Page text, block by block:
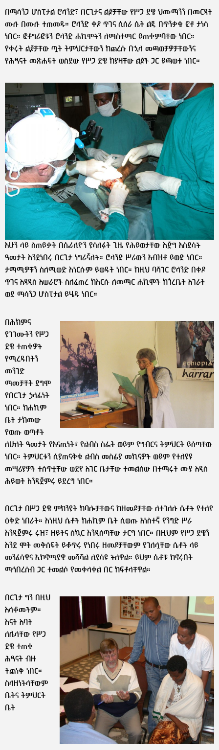
በማሳንጋ ሆስፒታል ሮላንድ፣ በርጊታና ልጆቻቸው የሥጋ ደዌ ህሙማንን በመርዳት
ሙሉ በሙሉ ተጠመዱ። ሮላንድ ቀዶ ጥገና ሲሰራ ሴት ልጁ በጥንቃቄ ፎቶ ታነሳ
ነበር። ፎቶግራፎቹን ሮላንድ ሐኪሞችን ለማስተማር ይጠቀምባቸው ነበር።
የቀሩት ልጆቻቸው ጧት ትምህርታቸውን ከጨረሱ በኋላ መጫወቻዎቻቸውንና
የሕፃናት መጽሐፍት ወስደው የሥጋ ደዌ ከያዛቸው ልጆች ጋር ይጫወቱ ነበር።
አሁን ላይ ስጠይቃት በሴራሊዮን ያሳለፉት ጊዜ የሕይወታቸው እጅግ አስደሳች
ዓመታት እንደነበሩ በርጊታ ነግራኛለች። ሮላንድ ሥራውን አብዝቶ ይወድ ነበር።
ታማሚዎቹን ስለሚወድ እነርሱም ይወዱት ነበር። ከዚህ ባሻገር ሮላንድ በቀዶ
ጥገና አዳዲስ አሠራሮች ስለፈጠረ ከእርሱ ለመማር ሐኪሞች ከጎረቤት አገራት
ወደ ማሳንጋ ሆስፒታል ይሄዱ ነበር።
በሕክምና
ያገገሙትን የሥጋ
ደዌ ተጠቂዎች
የሚረዱበትን
መንገድ
ማመቻቸት ደግሞ
የበርጊታ ኃላፊነት
ነበር። ከሐኪም
ቤት ታክመው
የወጡ ወጣቶች
ለሁለት ዓመታት የአናጢነት፣ የልብስ ስፌት ወይም የግብርና ትምህርት ይሰጣቸው
ነበር። ትምህርቱን ሲያጠናቅቁ ልብስ መስፊያ መኪናዎች ወይም የተለያዩ
መሣሪያዎች ተሰጥቷቸው ወደየ አገር ቤታቸው ተመልሰው በተማሩት ሙያ አዲስ
ሕይወት እንዲጀምሩ ይደረግ ነበር።
በርጊታ በሥጋ ደዌ ምክንያት ከባሎቻቸውና ከዘመዶቻቸው ለተገለሉ ሴቶች የተለየ
ዕቅድ ነበራት። እነዚህ ሴቶች ከሐኪም ቤት ሲወጡ አነስተኛ የንግድ ሥራ
እንዲጀምሩ ሩዝ፣ ዘይትና ስኳር እንዲሰጣቸው ታርግ ነበር። በዚህም የሥጋ ደዌን
እንደ ሞት መቅሰፍት ይቆጥሩ የነበሩ ዘመዶቻቸውም ያገለሏቸው ሴቶች ላይ
መንፈሳዊና ኢኮኖሚያዊ መሻሻል ሊያሳዩ ችለዋል። ይህም ሴቶቹ ከኖሩበት
ማኅበረሰብ ጋር ተመልሶ የመቀላቀል በር ከፍቶላቸዋል።
በርጊታ ግን በዚህ
አላቆመችም።
እናት አባት
ለሌላቸው የሥጋ
ደዌ ተጠቂ
ሕፃናት ብዙ
ትጨነቅ ነበር።
ስላዘነችላቸውም
ቤትና ትምህርት
ቤት